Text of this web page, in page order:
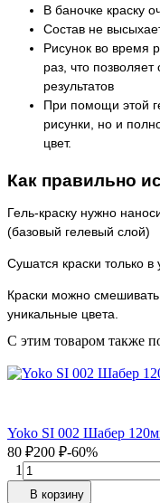
В баночке краску
Состав не
Рисунок во время
раз, что
результатов
При помощи этой
рисунки, но и
цвет.
Как правильно
Гель-краску нужно
(базовый гелевый слой)
Сушатся краски только
Краски можно
уникальные цвета.
C этим товаром также
Yoko SI 002 Шабер
80 ₽200 ₽-60%
1
В корзину